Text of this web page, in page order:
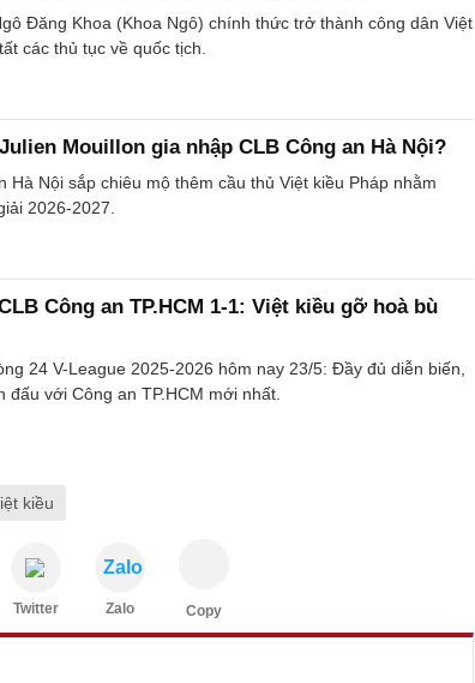
Đăng Khoa (Khoa Ngô) chính thức trở thành công dân Việt
các thủ tục về quốc tịch.
Mouillon gia nhập CLB Công an Hà Nội?
Hà Nội sắp chiêu mộ thêm cầu thủ Việt kiều Pháp nhằm
2026-2027.
Công an TP.HCM 1-1: Việt kiều gỡ hoà bù
24 V-League 2025-2026 hôm nay 23/5: Đầy đủ diễn biến,
đấu với Công an TP.HCM mới nhất.
kiều
Twitter
Zalo
Zalo Copy